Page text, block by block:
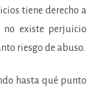
tiene derecho a
existe perjuicio
riesgo de abuso.
hasta qué punto